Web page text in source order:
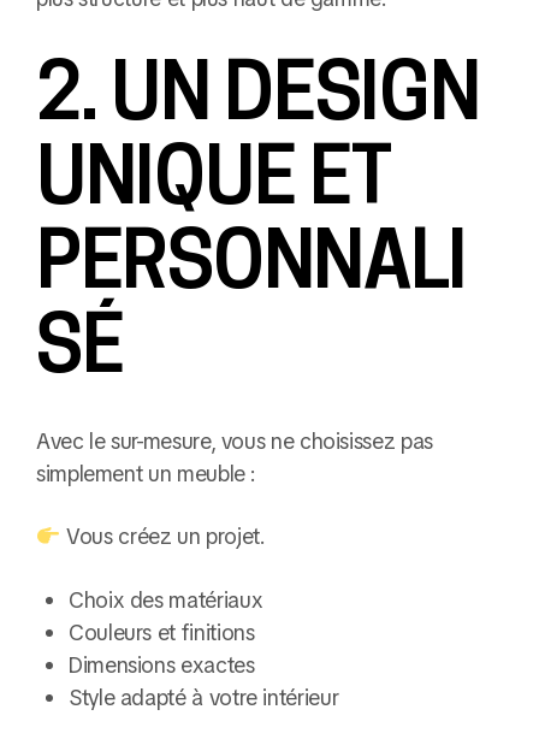
2. UN DESIGN
UNIQUE ET
PERSONNALI
SÉ
Avec le sur-mesure, vous ne choisissez pas
simplement un meuble :
Vous créez un projet.
Choix des matériaux
Couleurs et finitions
Dimensions exactes
Style adapté à votre intérieur